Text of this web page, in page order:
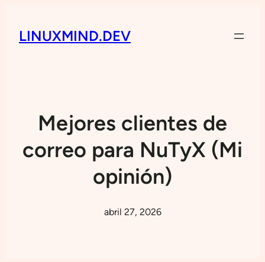
LINUXMIND.DEV
Mejores clientes de
correo para NuTyX (Mi
opinión)
abril 27, 2026